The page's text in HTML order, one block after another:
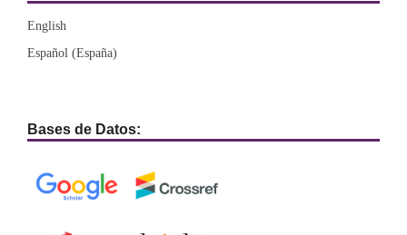
English
Español (España)
Bases de Datos: